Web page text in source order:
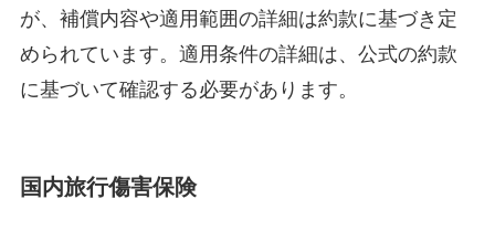
が、補償内容や適用範囲の詳細は約款に基づき定
められています。適用条件の詳細は、公式の約款
に基づいて確認する必要があります。
国内旅行傷害保険